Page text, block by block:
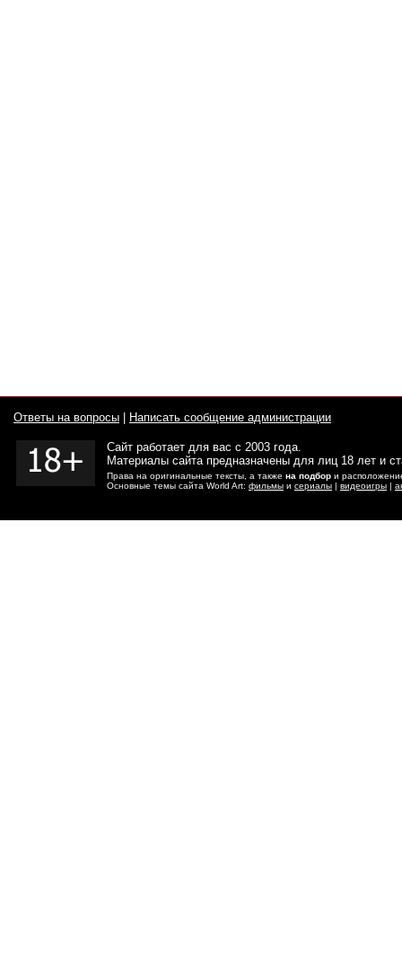
Ответы на вопросы Написать сообщение администрации
Сайт работает для вас с 2003 года.
Материалы сайта предназначены для лиц 18 лет и
Права на оригинальные тексты, а также на подбор и
Основные темы сайта World Art: фильмы и сериалы | видеоигры |